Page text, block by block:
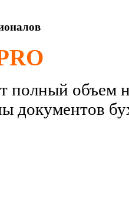
полный объем
документов